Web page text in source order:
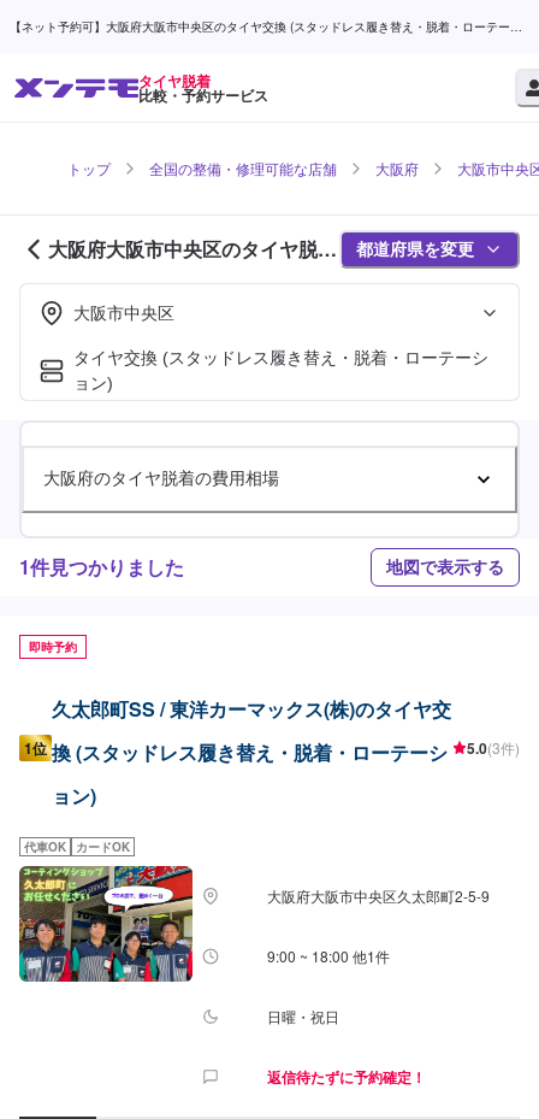
【ネット予約可】大阪府大阪市中央区のタイヤ交換 (スタッドレス履き替え・脱着・ローテーシ
タイヤ脱着
比較・予約サービス
トップ 全国の整備・修理可能な店舗 大阪府 大阪市中央
大阪府大阪市中央区のタイヤ脱着
対応店舗紹介 (1ページ目)
都道府県を変更
大阪市中央区
タイヤ交換 (スタッドレス履き替え・脱着・ローテーシ
ョン)
大阪府のタイヤ脱着の費用相場
1件見つかりました 地図で表示する
即時予約
1位
久太郎町SS / 東洋カーマックス(株)のタイヤ交
換 (スタッドレス履き替え・脱着・ローテーシ
ョン)
5.0(3件)
代車OK カードOK
大阪府大阪市中央区久太郎町2-5-9
9:00 ~ 18:00 他1件
日曜・祝日
返信待たずに予約確定！